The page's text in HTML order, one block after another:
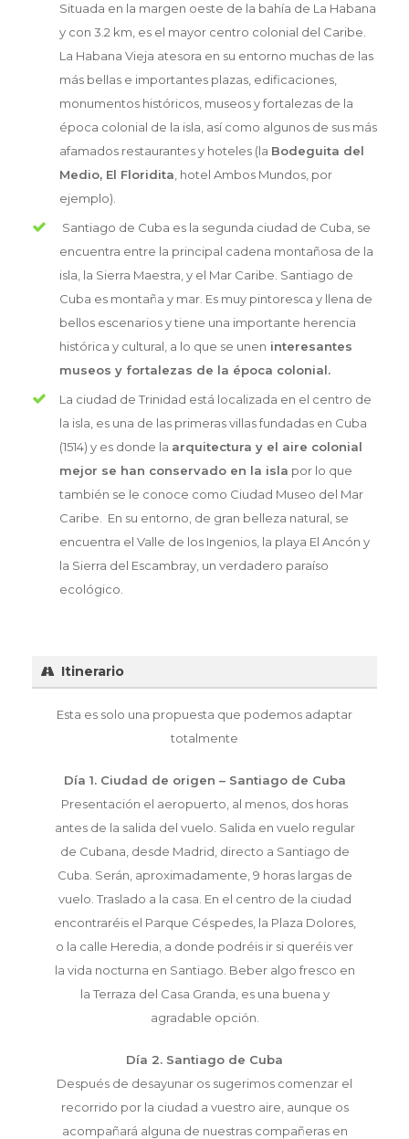
Situada en la margen oeste de la bahía de La Habana
y con 3.2 km, es el mayor centro colonial del Caribe.
La Habana Vieja atesora en su entorno muchas de las
más bellas e importantes plazas, edificaciones,
monumentos históricos, museos y fortalezas de la
época colonial de la isla, así como algunos de sus más
afamados restaurantes y hoteles (la Bodeguita del
Medio, El Floridita , hotel Ambos Mundos, por
ejemplo).
Santiago de Cuba es la segunda ciudad de Cuba, se
encuentra entre la principal cadena montañosa de la
isla, la Sierra Maestra, y el Mar Caribe. Santiago de
Cuba es montaña y mar. Es muy pintoresca y llena de
bellos escenarios y tiene una importante herencia
histórica y cultural, a lo que se unen interesantes
museos y fortalezas de la época colonial.
La ciudad de Trinidad está localizada en el centro de
la isla, es una de las primeras villas fundadas en Cuba
(1514) y es donde la arquitectura y el aire colonial
mejor se han conservado en la isla por lo que
también se le conoce como Ciudad Museo del Mar
Caribe. En su entorno, de gran belleza natural, se
encuentra el Valle de los Ingenios, la playa El Ancón y
la Sierra del Escambray, un verdadero paraíso
ecológico.
Itinerario
Esta es solo una propuesta que podemos adaptar
totalmente
Día 1. Ciudad de origen – Santiago de Cuba
Presentación el aeropuerto, al menos, dos horas
antes de la salida del vuelo. Salida en vuelo regular
de Cubana, desde Madrid, directo a Santiago de
Cuba. Serán, aproximadamente, 9 horas largas de
vuelo. Traslado a la casa. En el centro de la ciudad
encontraréis el Parque Céspedes, la Plaza Dolores,
o la calle Heredia, a donde podréis ir si queréis ver
la vida nocturna en Santiago. Beber algo fresco en
la Terraza del Casa Granda, es una buena y
agradable opción.
Día 2. Santiago de Cuba
Después de desayunar os sugerimos comenzar el
recorrido por la ciudad a vuestro aire, aunque os
acompañará alguna de nuestras compañeras en